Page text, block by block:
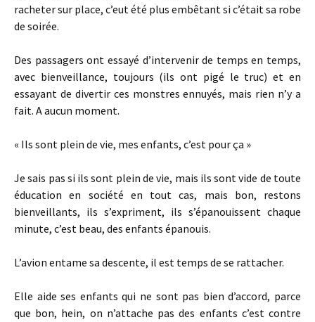
racheter sur place, c’eut été plus embêtant si c’était sa robe
de soirée.
Des passagers ont essayé d’intervenir de temps en temps,
avec bienveillance, toujours (ils ont pigé le truc) et en
essayant de divertir ces monstres ennuyés, mais rien n’y a
fait. A aucun moment.
« Ils sont plein de vie, mes enfants, c’est pour ça »
Je sais pas si ils sont plein de vie, mais ils sont vide de toute
éducation en société en tout cas, mais bon, restons
bienveillants, ils s’expriment, ils s’épanouissent chaque
minute, c’est beau, des enfants épanouis.
L’avion entame sa descente, il est temps de se rattacher.
Elle aide ses enfants qui ne sont pas bien d’accord, parce
que bon, hein, on n’attache pas des enfants c’est contre